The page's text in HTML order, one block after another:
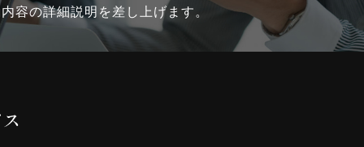
容の詳細説明を差し上げます。